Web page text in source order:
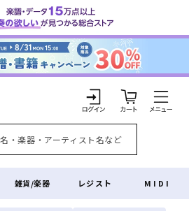
ロ
グ
イ
ン
カ
ー
ト
雑貨/楽器 レジスト MIDI